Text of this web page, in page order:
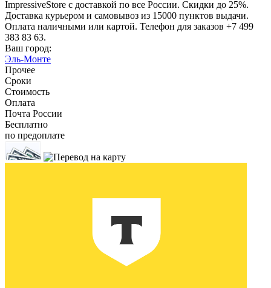
ImpressiveStore с доставкой по все России. Скидки до 25%.
Доставка курьером и самовывоз из 15000 пунктов выдачи.
Оплата наличными или картой. Телефон для заказов +7 499
383 83 63.
Ваш город:
Эль-Монте
Прочее
Сроки
Стоимость
Оплата
Почта России
Бесплатно
по предоплате